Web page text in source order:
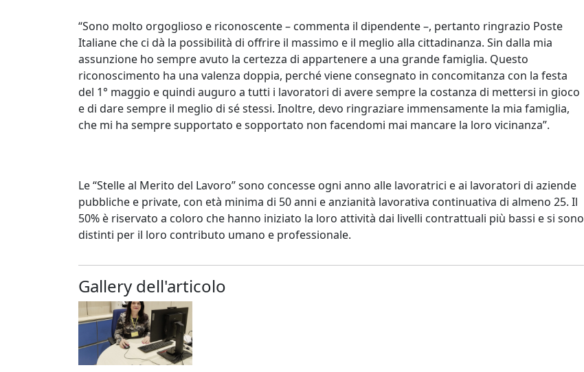
“Sono molto orgoglioso e riconoscente – commenta il dipendente –, pertanto ringrazio Poste
Italiane che ci dà la possibilità di offrire il massimo e il meglio alla cittadinanza. Sin dalla mia
assunzione ho sempre avuto la certezza di appartenere a una grande famiglia. Questo
riconoscimento ha una valenza doppia, perché viene consegnato in concomitanza con la festa
del 1° maggio e quindi auguro a tutti i lavoratori di avere sempre la costanza di mettersi in gioco
e di dare sempre il meglio di sé stessi. Inoltre, devo ringraziare immensamente la mia famiglia,
che mi ha sempre supportato e sopportato non facendomi mai mancare la loro vicinanza”.
Le “Stelle al Merito del Lavoro” sono concesse ogni anno alle lavoratrici e ai lavoratori di aziende
pubbliche e private, con età minima di 50 anni e anzianità lavorativa continuativa di almeno 25. Il
50% è riservato a coloro che hanno iniziato la loro attività dai livelli contrattuali più bassi e si sono
distinti per il loro contributo umano e professionale.
Gallery dell'articolo